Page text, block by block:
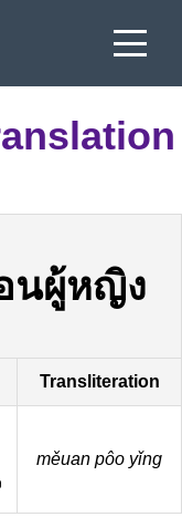
นผู้หญิง
Transliteration
měuan pôo yǐng